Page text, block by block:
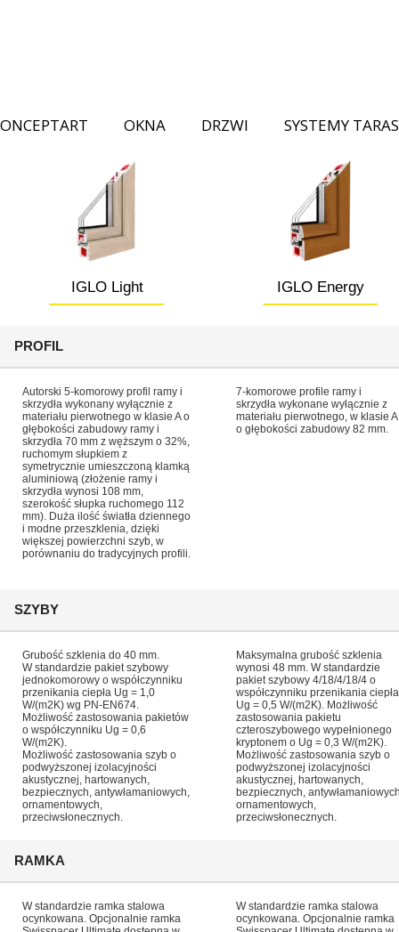
IGLO Energy
________
IGLO Light
________
W standardzie ramka stalowa
ocynkowana. Opcjonalnie ramka
Maksymalna grubość szklenia
wynosi 48 mm. W standardzie
pakiet szybowy 4/18/4/18/4 o
współczynniku przenikania ciepła
Ug = 0,5 W/(m2K). Możliwość
zastosowania pakietu
czteroszybowego wypełnionego
kryptonem o Ug = 0,3 W/(m2K).
Możliwość zastosowania szyb o
podwyższonej izolacyjności
akustycznej, hartowanych,
bezpiecznych,
ornamentowych,
przeciwsłonecznych.
7-komorowe profile ramy i
skrzydła wykonane wyłącznie z
materiału pierwotnego, w klasie
o głębokości zabudowy 82 mm.
RAMKA
SZYBY
PROFIL
W standardzie ramka stalowa
ocynkowana. Opcjonalnie ramka
Grubość szklenia do 40 mm.
W standardzie pakiet szybowy
jednokomorowy o współczynniku
przenikania ciepła Ug = 1,0
W/(m2K) wg PN-EN674.
Możliwość zastosowania pakietów
o współczynniku Ug = 0,6
W/(m2K).
Możliwość zastosowania szyb o
podwyższonej izolacyjności
akustycznej, hartowanych,
bezpiecznych, antywłamaniowych,
ornamentowych,
przeciwsłonecznych.
Autorski 5-komorowy profil ramy i
skrzydła wykonany wyłącznie z
materiału pierwotnego w klasie A o
głębokości zabudowy ramy i
skrzydła 70 mm z węższym o 32%,
ruchomym słupkiem z
symetrycznie umieszczoną klamką
aluminiową (złożenie ramy i
skrzydła wynosi 108 mm,
szerokość słupka ruchomego 112
mm). Duża ilość światła dziennego
i modne przeszklenia, dzięki
większej powierzchni szyb, w
porównaniu do tradycyjnych profili.
OKNA DRZWI SYSTEMY